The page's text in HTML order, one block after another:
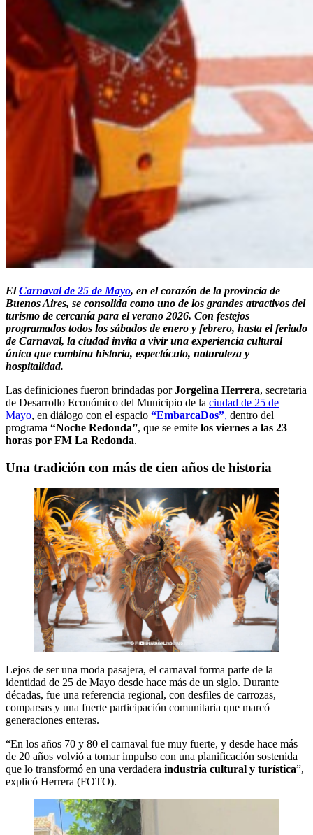
ElCarnaval de 25 de Mayo, en el corazón de la provincia de
Buenos Aires, se consolida como uno de los grandes atractivos del
turismo de cercanía para el verano 2026. Con festejos
programados todos los sábados de enero y febrero, hasta el feriado
de Carnaval, la ciudad invita a vivir una experiencia cultural
única que combina historia, espectáculo, naturaleza y
hospitalidad.
Las definiciones fueron brindadas porJorgelina Herrera, secretaria
de Desarrollo Económico del Municipio de la ciudad de 25 de
Mayo, en diálogo con el espacio “EmbarcaDos”, dentro del
programa “Noche Redonda”, que se emite los viernes a las 23
horas por FM La Redonda.
Una tradición con más de cien años de historia
Lejos de ser una moda pasajera, el carnaval forma parte de la
identidad de 25 de Mayo desde hace más de un siglo. Durante
décadas, fue una referencia regional, con desfiles de carrozas,
comparsas y una fuerte participación comunitaria que marcó
generaciones enteras.
“En los años 70 y 80 el carnaval fue muy fuerte, y desde hace más
de 20 años volvió a tomar impulso con una planificación sostenida
que lo transformó en una verdadera industria cultural y turística”,
explicó Herrera (FOTO).